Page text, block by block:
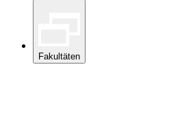
Fakultäten